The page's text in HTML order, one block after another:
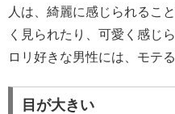
人は、綺麗に感じられるこ
く見られたり、可愛く感じ
ロリ好きな男性には、モテ
目が大きい